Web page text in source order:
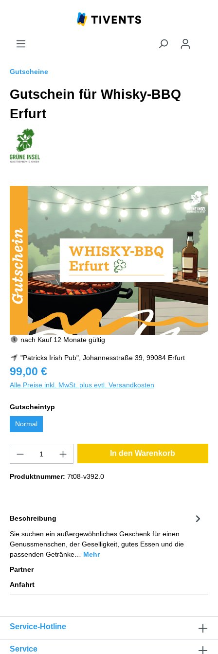
Gutscheine
Gutschein für Whisky-BBQ
Erfurt
nach Kauf 12 Monate gültig
"Patricks Irish Pub", Johannesstraße 39, 99084 Erfurt
99,00 €
Alle Preise inkl. MwSt. plus evtl. Versandkosten
Gutscheintyp
Normal
In den Warenkorb
Produktnummer: 7t08-v392.0
Beschreibung
Sie suchen ein außergewöhnliches Geschenk für einen
Genussmenschen, der Geselligkeit, gutes Essen und die
passenden Getränke… Mehr
Partner
Anfahrt
Service-Hotline
Service